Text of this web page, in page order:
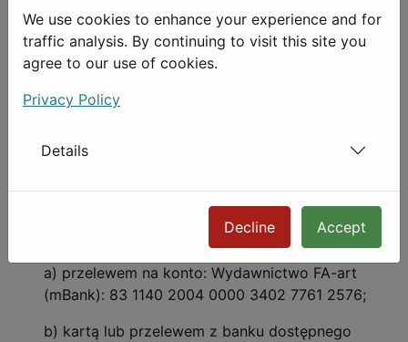
wprowadzenia ograniczeń ilościowych
w sprzedaży Towarów tego samego rodzaju (np.
określenie maksymalnej liczby egzemplarzy tego
powyżej, określane są w warunkach promocji.
Formy płatności, warunki dostawy
Zapłaty za zamówiony Towar można dokonać:
a) przelewem na konto: Wydawnictwo FA-art
(mBank): 83 1140 2004 0000 3402 7761 2576;
b) kartą lub przelewem z banku dostępnego
We use cookies to enhance your experience and for
traffic analysis. By continuing to visit this site you
agree to our use of cookies.
Privacy Policy
Details
Decline Accept